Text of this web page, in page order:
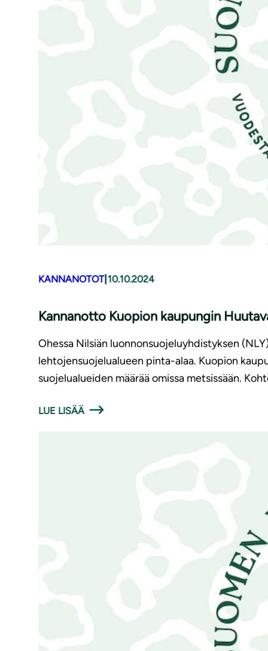
KANNANOTOT| 10.10.2024
Kannanotto Kuopion kaupungin
Ohessa Nilsiän luonnonsuojeluyhdistyksen
lehtojensuojelualueen pinta-alaa. Kuopion
suojelualueiden määrää omissa metsissään.
LUE LISÄÄ